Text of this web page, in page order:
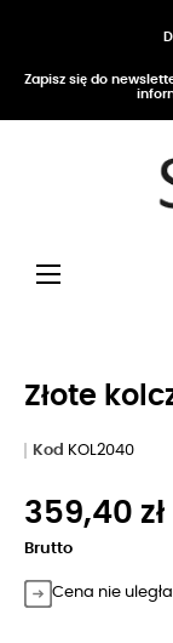
Zapisz się do
Przełącz
☰
Złote
Kod KOL2040
359,40 zł
Brutto
Cena nie